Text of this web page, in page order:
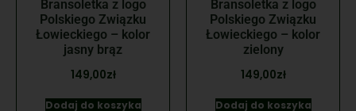
Bransoletka z logo
Polskiego Związku
Łowieckiego – kolor
jasny brąz
149,00zł
Dodaj do koszyka
Bransoletka z logo
Polskiego Związku
Łowieckiego – kolor
zielony
149,00zł
Dodaj do koszyka